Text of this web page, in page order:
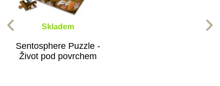
Skladem
Sentosphere Puzzle -
Život pod povrchem